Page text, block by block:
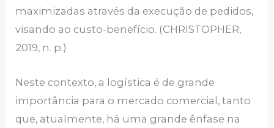
maximizadas através da execução de pedidos,
visando ao custo-benefício. (CHRISTOPHER,
2019, n. p.)
Neste contexto, a logística é de grande
importância para o mercado comercial, tanto
que, atualmente, há uma grande ênfase na